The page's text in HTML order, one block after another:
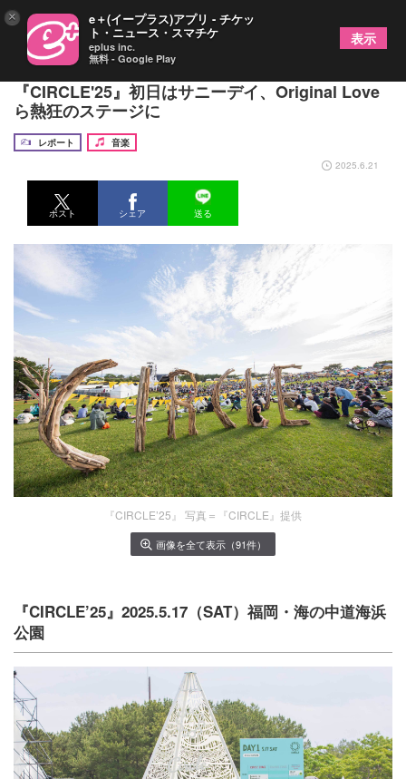
福岡で27年ぶりにフィッシュマンズがライブ、
『CIRCLE'25』初日はサニーデイ、Original Love
ら熱狂のステージに
レポート
音楽
2025.6.21
ポスト シェア 送る
『CIRCLE’25』 写真＝『CIRCLE』提供
画像を全て表示（91件）
『CIRCLE’25』2025.5.17（SAT）福岡・海の中道海浜
公園
× e＋(イープラス)アプリ - チケッ
ト・ニュース・スマチケ
eplus inc.
無料 - Google Play
表示